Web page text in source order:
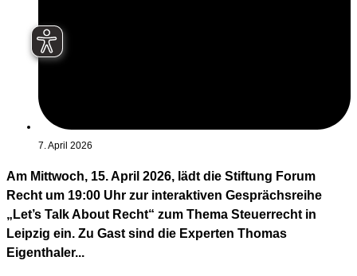
7. April 2026
Am Mittwoch, 15. April 2026, lädt die Stiftung Forum
Recht um 19:00 Uhr zur interaktiven Gesprächsreihe
„Let’s Talk About Recht“ zum Thema Steuerrecht in
Leipzig ein. Zu Gast sind die Experten Thomas
Eigenthaler...